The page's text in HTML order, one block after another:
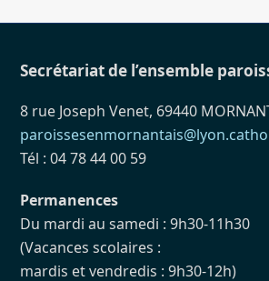
Secrétariat de l’ensemble
8 rue Joseph Venet, 69440
Tél : 04 78 44 00 59
Permanences
Du mardi au samedi : 9h30-11h30
(Vacances scolaires :
mardis et vendredis : 9h30-12h)